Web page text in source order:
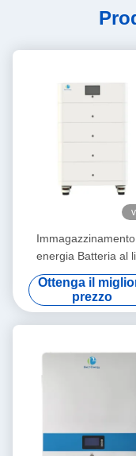
energia Batteria al
48V200Ah per
energia solare
comunicazione
e indicatori LCD
Ottenga il
prezzo